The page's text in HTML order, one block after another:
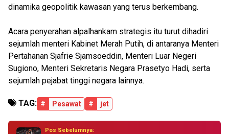
dinamika geopolitik kawasan yang terus berkembang.
Acara penyerahan alpalhankam strategis itu turut dihadiri
sejumlah menteri Kabinet Merah Putih, di antaranya Menteri
Pertahanan Sjafrie Sjamsoeddin, Menteri Luar Negeri
Sugiono, Menteri Sekretaris Negara Prasetyo Hadi, serta
sejumlah pejabat tinggi negara lainnya.
TAG: # Pesawat # jet
Pos Sebelumnya: